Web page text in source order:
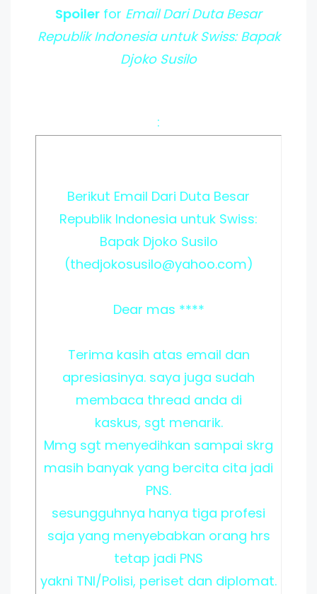
Spoiler for Email Dari Duta Besar
Republik Indonesia untuk Swiss: Bapak
Djoko Susilo
:
Berikut Email Dari Duta Besar
Republik Indonesia untuk Swiss:
Bapak Djoko Susilo
(thedjokosusilo@yahoo.com)
Dear mas ****
Terima kasih atas email dan
apresiasinya. saya juga sudah
membaca thread anda di
kaskus, sgt menarik.
Mmg sgt menyedihkan sampai skrg
masih banyak yang bercita cita jadi
PNS.
sesungguhnya hanya tiga profesi
saja yang menyebabkan orang hrs
tetap jadi PNS
yakni TNI/Polisi, periset dan diplomat.